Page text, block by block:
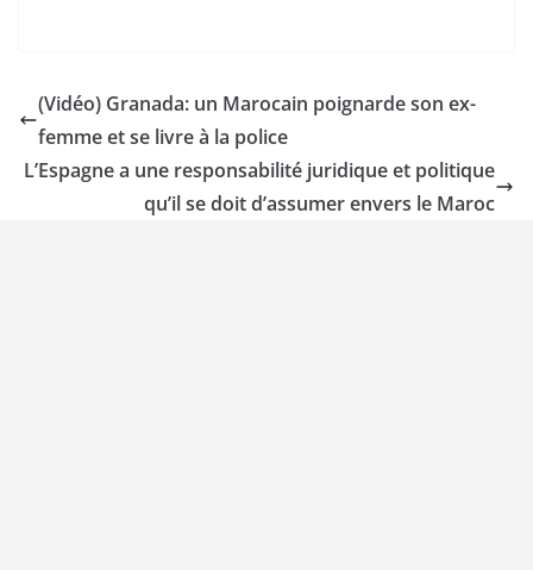
(Vidéo) Granada: un Marocain poignarde son ex-
femme et se livre à la police
L’Espagne a une responsabilité juridique et politique
qu’il se doit d’assumer envers le Maroc